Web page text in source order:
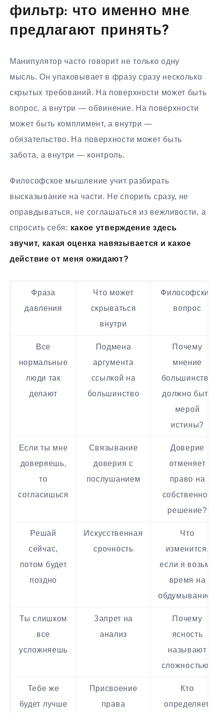
фильтр: что именно мне
предлагают принять?
Манипулятор часто говорит не только одну
мысль. Он упаковывает в фразу сразу несколько
скрытых требований. На поверхности может быть
вопрос, а внутри — обвинение. На поверхности
может быть комплимент, а внутри —
обязательство. На поверхности может быть
забота, а внутри — контроль.
Философское мышление учит разбирать
высказывание на части. Не спорить сразу, не
оправдываться, не соглашаться из вежливости, а
спросить себя: какое утверждение здесь
звучит, какая оценка навязывается и какое
действие от меня ожидают?
Фраза
давления
Что может
скрываться
внутри
Философский
вопрос
Все
нормальные
люди так
делают
Подмена
аргумента
ссылкой на
большинство
Почему
мнение
большинства
должно быть
мерой
истины?
Если ты мне
доверяешь,
то
согласишься
Связывание
доверия с
послушанием
Доверие
отменяет
право на
собственное
решение?
Решай
сейчас,
потом будет
поздно
Искусственная
срочность
Что
изменится,
если я возьму
время на
обдумывание?
Ты слишком
все
усложняешь
Запрет на
анализ
Почему
ясность
называют
сложностью?
Тебе же
будет лучше
Присвоение
права
Кто
определяет,